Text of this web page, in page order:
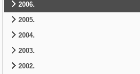
2006.
2005.
2004.
2003.
2002.